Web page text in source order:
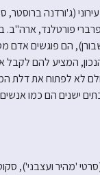
(ג'ורדנה
פורטלנד,
הם פוגשים אדם
המציע להם לקבל
לא לפתוח את דלת
ישנים הם כמו
'מהיר ועצבני'),